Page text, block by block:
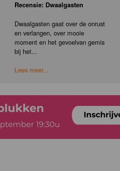
Recensie: Dwaalgasten
Dwaalgasten gaat over de onrust
en verlangen, over mooie
moment en het gevoelvan gemis
bij het...
Lees meer...